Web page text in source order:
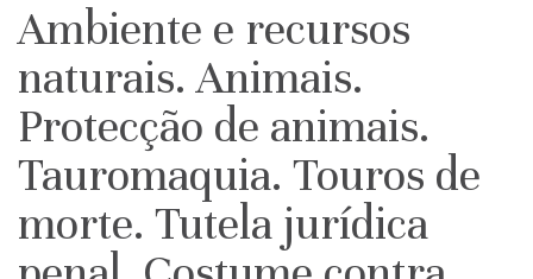
Ambiente e recursos
naturais. Animais.
Protecção de animais.
Tauromaquia. Touros de
morte. Tutela jurídica